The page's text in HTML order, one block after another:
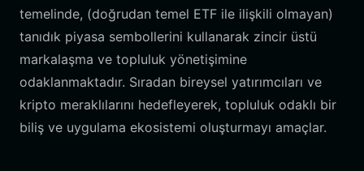
temelinde, (doğrudan temel ETF ile ilişkili olmayan)
tanıdık piyasa sembollerini kullanarak zincir üstü
markalaşma ve topluluk yönetişimine
odaklanmaktadır. Sıradan bireysel yatırımcıları ve
kripto meraklılarını hedefleyerek, topluluk odaklı bir
biliş ve uygulama ekosistemi oluşturmayı amaçlar.